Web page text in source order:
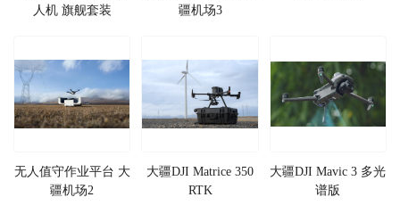
人机 旗舰套装
疆机场3
无人值守作业平台 大
疆机场2
大疆DJI Matrice 350
RTK
大疆DJI Mavic 3 多光
谱版